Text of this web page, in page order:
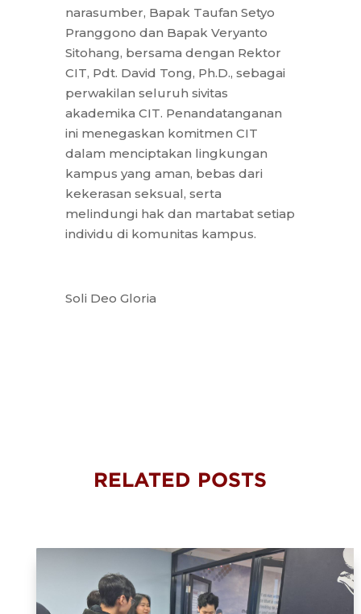
narasumber, Bapak Taufan Setyo
Pranggono dan Bapak Veryanto
Sitohang, bersama dengan Rektor
CIT, Pdt. David Tong, Ph.D., sebagai
perwakilan seluruh sivitas
akademika CIT. Penandatanganan
ini menegaskan komitmen CIT
dalam menciptakan lingkungan
kampus yang aman, bebas dari
kekerasan seksual, serta
melindungi hak dan martabat setiap
individu di komunitas kampus.
Soli Deo Gloria
RELATED POSTS